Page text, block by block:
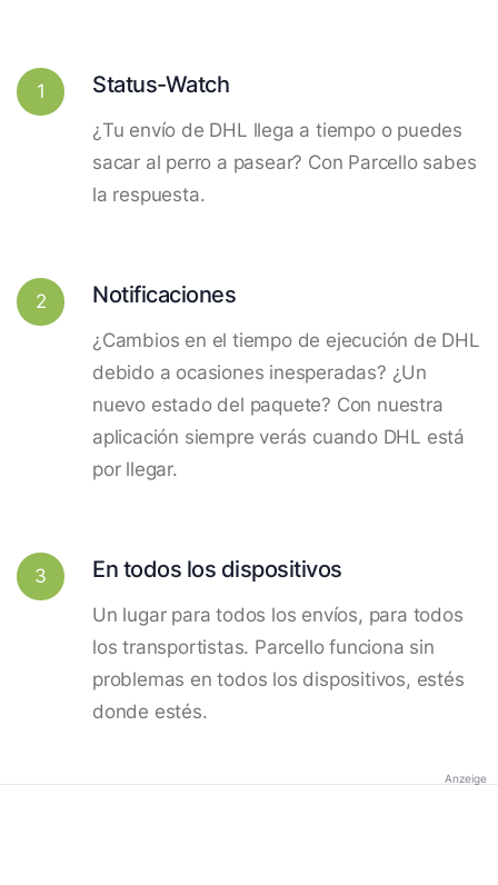
1 Status-Watch
¿Tu envío de DHL llega a tiempo o puedes
sacar al perro a pasear? Con Parcello sabes
la respuesta.
2 Notificaciones
¿Cambios en el tiempo de ejecución de DHL
debido a ocasiones inesperadas? ¿Un
nuevo estado del paquete? Con nuestra
aplicación siempre verás cuando DHL está
por llegar.
3 En todos los dispositivos
Un lugar para todos los envíos, para todos
los transportistas. Parcello funciona sin
problemas en todos los dispositivos, estés
donde estés.
Anzeige